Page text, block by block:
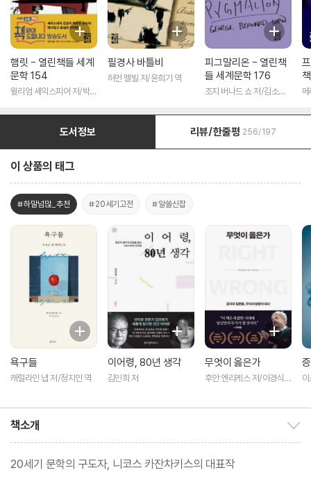
햄릿 - 열린책들 세계
문학 154
윌리엄 셰익스피어 저/박우
필경사 바틀비
허먼 멜빌 저/윤희기 역
피그말리온 - 열린책
들 세계문학 176
조지 버나드 쇼 저/김소임
도서정보 리뷰/한줄평 256/197
이 상품의 태그
#하말넘많_추천 #20세기고전 #알쓸신잡
욕구들
캐럴라인 냅 저/정지인 역
이어령, 80년 생각
김민희 저
무엇이 옳은가
후안 엔리케스 저/이경식
책소개
20세기 문학의 구도자, 니코스 카잔차키스의 대표작